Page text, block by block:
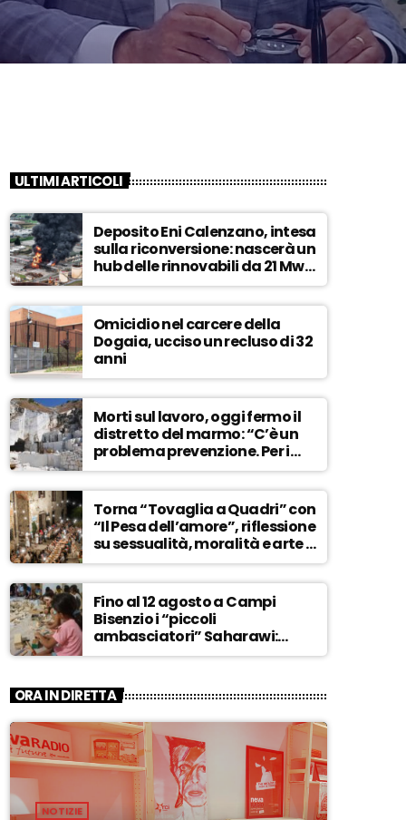
ULTIMI ARTICOLI
Deposito Eni Calenzano, intesa
sulla riconversione: nascerà un
hub delle rinnovabili da 21 Mw –
ASCOLTA
Omicidio nel carcere della
Dogaia, ucciso un recluso di 32
anni
Morti sul lavoro, oggi fermo il
distretto del marmo: “C’è un
problema prevenzione. Per i
controlli, un solo ispettore” –
ASCOLTA
Torna “Tovaglia a Quadri” con
“Il Pesa dell’amore”, riflessione
su sessualità, moralità e arte –
ASCOLTA
Fino al 12 agosto a Campi
Bisenzio i “piccoli
ambasciatori” Saharawi:
“Sostenere la loro causa,
invadente” – ASCOLTA
ORA IN DIRETTA
NOTIZIE